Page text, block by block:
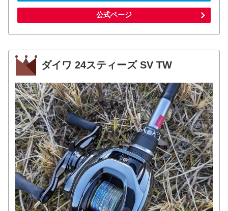
公式ページ
ダイワ 24スティーズ SV TW